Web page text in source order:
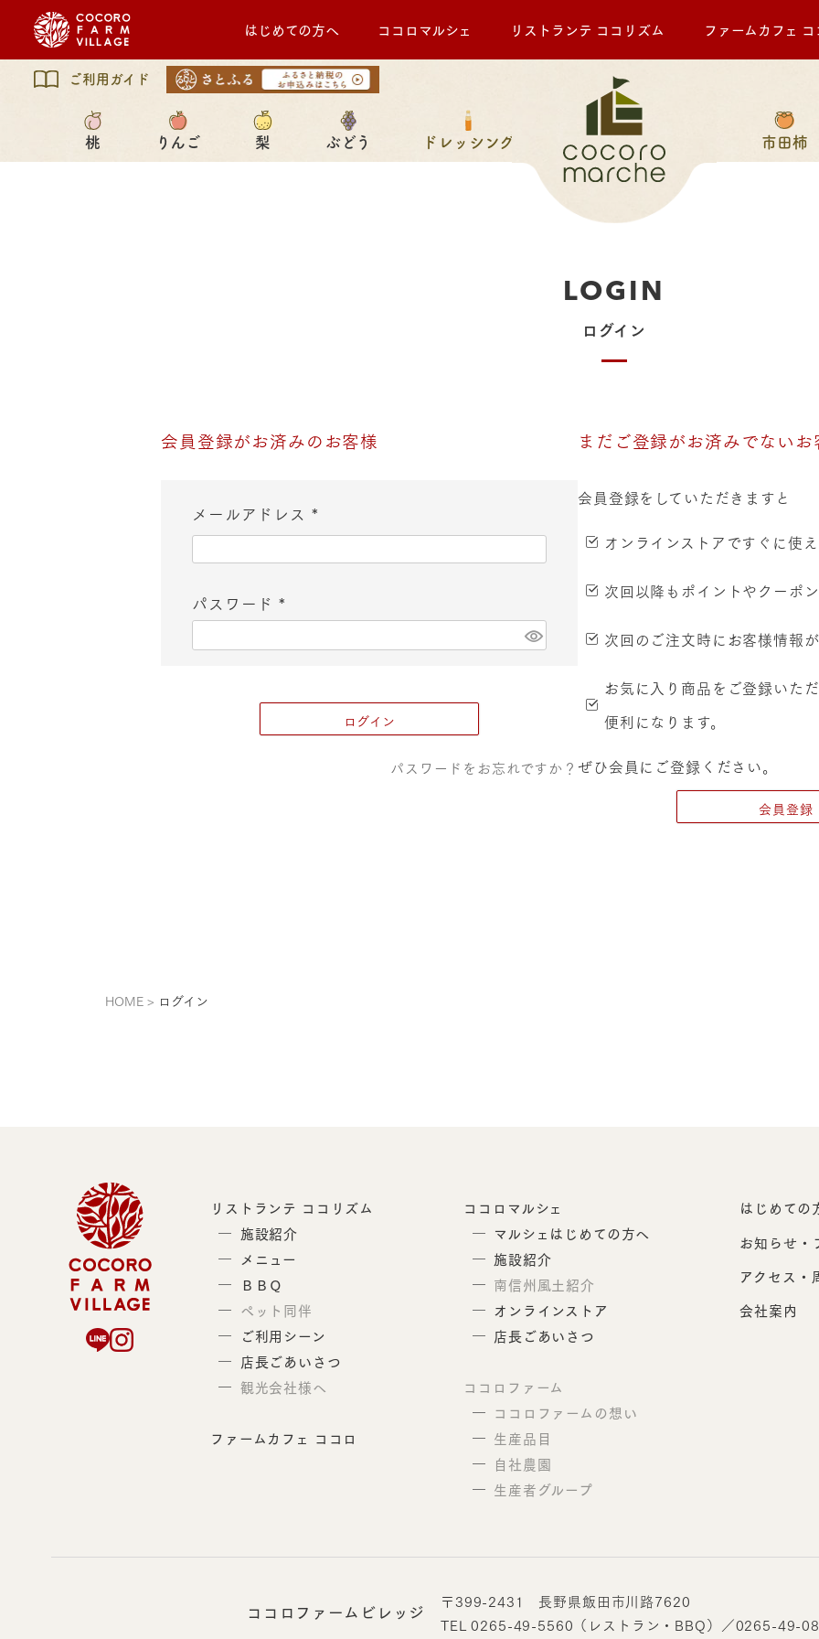
はじめての方へ ココロマルシェ リストランテ ココリズム ファームカフェ コ
ご利用ガイド
桃 りんご 梨 ぶどう ドレッシング 市田柿
LOGIN
ログイン
会員登録がお済みのお客様
メールアドレス
須
)
パスワード
須
)
ログイン
パスワードをお忘れですか？
まだご登録がお済みでないお
会員登録をしていただきますと
オンラインストアですぐに使
次回以降もポイントやクーポ
次回のご注文時にお客様情報
お気に入り商品をご登録いた
便利になります。
ぜひ会員にご登録ください。
会員登録
HOME ログイン
リストランテ ココリズム
施設紹介
メニュー
ＢＢＱ
ペット同伴
ご利用シーン
店長ごあいさつ
観光会社様へ
ファームカフェ ココロ
ココロマルシェ
マルシェはじめての方へ
施設紹介
南信州風土紹介
オンラインストア
店長ごあいさつ
ココロファーム
ココロファームの想い
生産品目
自社農園
生産者グループ
はじめての
お知らせ・
アクセス・
会社案内
ココロファームビレッジ
〒399-2431 長野県飯田市川路7620
TEL 0265-49-5560（レストラン・BBQ） ／0265-49-